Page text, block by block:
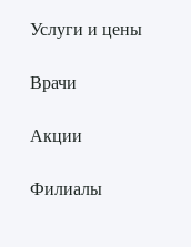
Услуги и цены
Врачи
Акции
Филиалы